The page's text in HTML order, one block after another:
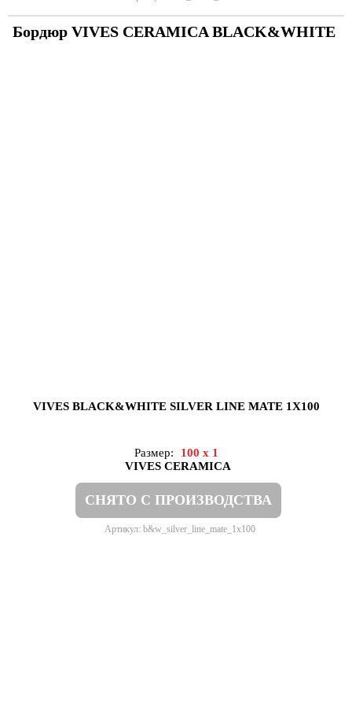
Бордюр VIVES CERAMICA BLACK&WHITE
VIVES BLACK&WHITE SILVER LINE MATE 1X100
Размер:
100 x 1
VIVES CERAMICA
СНЯТО С ПРОИЗВОДСТВА
Артикул: b&w_silver_line_mate_1x100